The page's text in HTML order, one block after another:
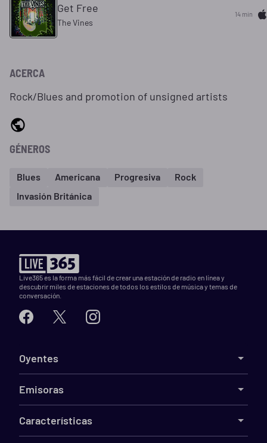
Get Free
The Vines
14 min
ACERCA
Rock/Blues and promotion of unsigned artists
GÉNEROS
Blues Americana Progresiva
Rock
Invasión Británica
Live365 es la forma más fácil de crear una estación de radio en línea y
descubrir miles de estaciones de todos los estilos de música y temas de
conversación.
Oyentes
Emisoras
Características